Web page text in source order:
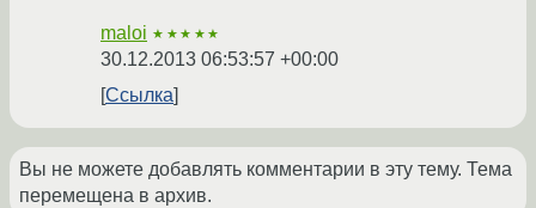
maloi ★★★★★
30.12.2013 06:53:57 +00:00
Ссылка
Вы не можете добавлять комментарии в эту тему. Тема
перемещена в архив.